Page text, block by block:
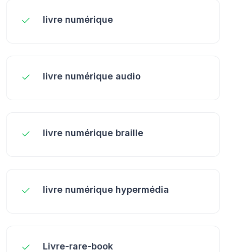
livre numérique
livre numérique audio
livre numérique braille
livre numérique hypermédia
Livre-rare-book